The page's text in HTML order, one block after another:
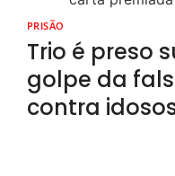
PRISÃO
Trio é preso
golpe da
contra